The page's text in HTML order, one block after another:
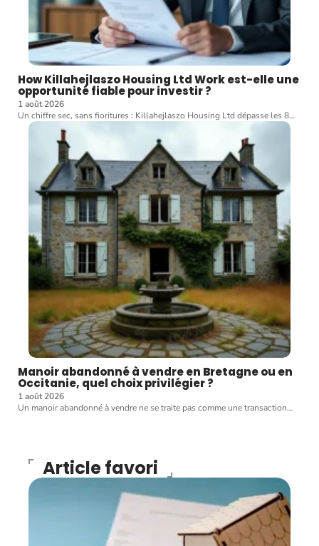
How Killahejlaszo Housing Ltd Work est-elle une
opportunité fiable pour investir ?
1 août 2026
Un chiffre sec, sans fioritures : Killahejlaszo Housing Ltd dépasse les 8…
Manoir abandonné à vendre en Bretagne ou en
Occitanie, quel choix privilégier ?
1 août 2026
Un manoir abandonné à vendre ne se traite pas comme une transaction…
Article favori